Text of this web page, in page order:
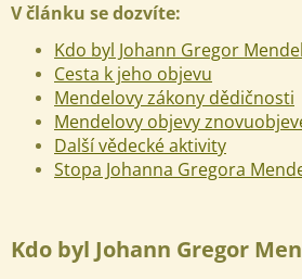
V článku se dozvíte:
Kdo byl Johann Gregor Mendel
Cesta k jeho objevu
Mendelovy zákony dědičnosti
Mendelovy objevy
Další vědecké aktivity
Stopa Johanna Gregora
Kdo byl Johann Gregor